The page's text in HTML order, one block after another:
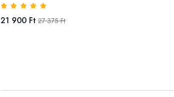
21 900 Ft 27 375 Ft